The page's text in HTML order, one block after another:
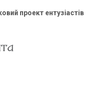
проект ентузіастів